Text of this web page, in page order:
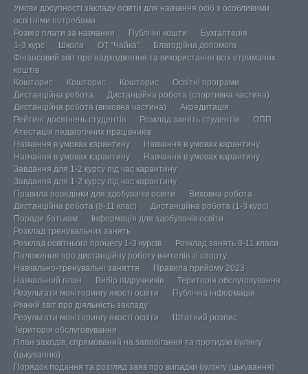
Умови досупності закладу освіти для навчання осіб з особливими
освітніми потребами
Розмір плати за навчання
Публічні кошти
Бухгалтерія
1-3 курс
Школа ОТ “Чайка”
Благодійна допомога
Фінансовий звіт про надходження та використання всіх отриманих
коштів
Кошторис
Кошторис Кошторис
Освітні програми
Дистанційна робота
Дистанційна робота (спортивна частина)
Дистанційна робота (виховна частина)
Акредитація
Рейтинг досягнень студентів
Розклад занять студентів
ОПП
Атестація педагогічних працівників
Навчання в умовах карантину
Навчання в умовах карантину
Навчання в умовах карантину
Навчання в умовах карантину
Завдання для 1-2 курсу під час карантину
Завдання для 1-2 курсу під час карантину
Правила поведінки для здобувачів освіти
Виховна робота
Дистанційна робота (8-11 клас)
Дистанційна робота (1-3 курс)
Поради батькам
Інформація для здобувачів освіти
Розклад тренувальних занять
Розклад освітнього процесу 1-3 курсів
Розклад занять 8-11 класи
Положення про дистанційну роботу вчителів зі спорту
Навчально-тренувальні заняття
Правила прийому 2023
Навчальний план
Вибір підручників
Територія обслуговування
Результати моніторингу якості освіти
Публічна інформація
Річний звіт про діяльність закладу
Результати моніторингу якості освіти
Штатний розпис
Територія обслуговування
План заходів, спрямований на запобігання та протидію булінгу
(цькуванню)
Порядок подання та розгляд заяв про випадки булінгу (цькування)